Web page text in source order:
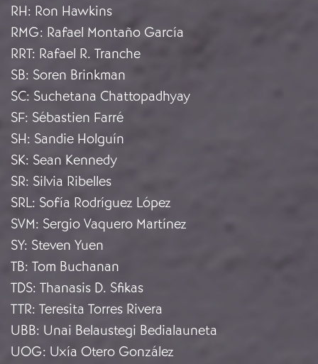
RH: Ron Hawkins
RMG: Rafael Montaño García
RRT: Rafael R. Tranche
SB: Soren Brinkman
SC: Suchetana Chattopadhyay
SF: Sébastien Farré
SH: Sandie Holguín
SK: Sean Kennedy
SR: Silvia Ribelles
SRL: Sofía Rodríguez López
SVM: Sergio Vaquero Martínez
SY: Steven Yuen
TB: Tom Buchanan
TDS: Thanasis D. Sfikas
TTR: Teresita Torres Rivera
UBB: Unai Belaustegi Bedialauneta
UOG: Uxía Otero González